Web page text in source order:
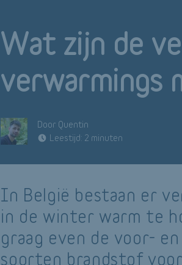
Wat zijn de
verwarmings
Door Quentin
Leestijd: 2 minuten
In België bestaan er
in de winter warm te
graag even de voor-
soorten brandstof voor